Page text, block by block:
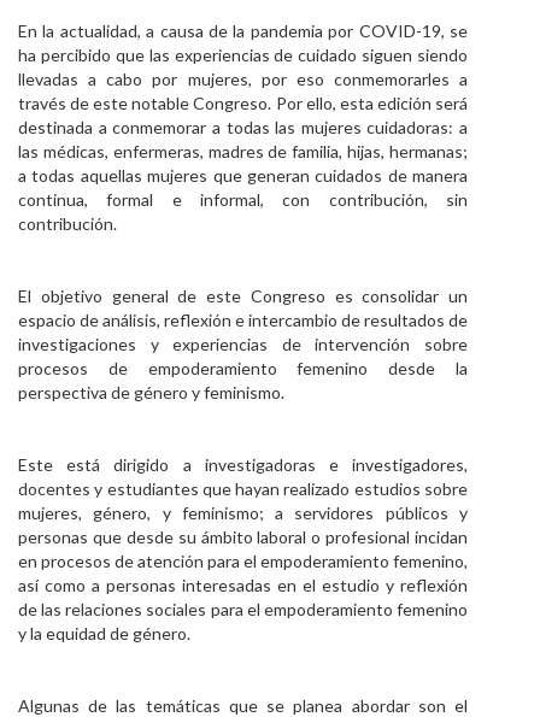
En la actualidad, a causa de la pandemia por COVID-19, se
ha percibido que las experiencias de cuidado siguen siendo
llevadas a cabo por mujeres, por eso conmemorarles a
través de este notable Congreso. Por ello, esta edición será
destinada a conmemorar a todas las mujeres cuidadoras: a
las médicas, enfermeras, madres de familia, hijas, hermanas;
a todas aquellas mujeres que generan cuidados de manera
continua, formal e informal, con contribución, sin
contribución.
El objetivo general de este Congreso es consolidar un
espacio de análisis, reflexión e intercambio de resultados de
investigaciones y experiencias de intervención sobre
procesos de empoderamiento femenino desde la
perspectiva de género y feminismo.
Este está dirigido a investigadoras e investigadores,
docentes y estudiantes que hayan realizado estudios sobre
mujeres, género, y feminismo; a servidores públicos y
personas que desde su ámbito laboral o profesional incidan
en procesos de atención para el empoderamiento femenino,
así como a personas interesadas en el estudio y reflexión
de las relaciones sociales para el empoderamiento femenino
y la equidad de género.
Algunas de las temáticas que se planea abordar son el